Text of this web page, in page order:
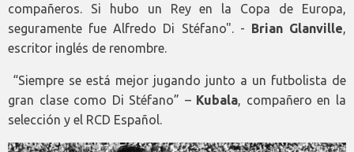
compañeros. Si hubo un Rey en la Copa de Europa,
seguramente fue Alfredo Di Stéfano". - Brian Glanville,
escritor inglés de renombre.
“Siempre se está mejor jugando junto a un futbolista de
gran clase como Di Stéfano” – Kubala, compañero en la
selección y el RCD Español.